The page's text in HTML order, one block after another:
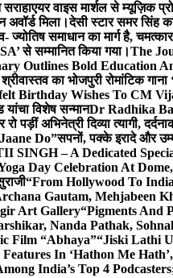
एयर वाइस मार्शल से म्यूज़िक
अवॉर्ड मिला।देसी स्टार समर सिंह
समाधान का मार्ग है,
से सम्मानित किया गया।The
Outlines Bold Education
का भोजपुरी रोमांटिक गाना
Birthday Wishes To CM
यांचा विशेष सन्मानDr Radhika
पड़ीं अभिनेत्री दिव्या त्यागी,
Do”सपनों, पक्के इरादे और
SINGH – A Dedicated
Day Celebration At
“From Hollywood To
Gautam, Mehjabeen
Art Gallery“Pigments And
Nanda Pathak,
Film “Abhaya”“Jiski Lathi
In ‘Hathon Me
India’s Top 4